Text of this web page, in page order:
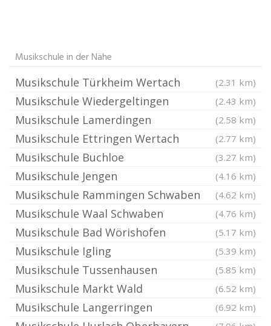
Musikschule in der Nähe
Musikschule Türkheim Wertach (2.31 km)
Musikschule Wiedergeltingen (2.43 km)
Musikschule Lamerdingen (2.58 km)
Musikschule Ettringen Wertach (2.77 km)
Musikschule Buchloe (3.27 km)
Musikschule Jengen (4.16 km)
Musikschule Rammingen Schwaben (4.62 km)
Musikschule Waal Schwaben (4.76 km)
Musikschule Bad Wörishofen (5.17 km)
Musikschule Igling (5.39 km)
Musikschule Tussenhausen (5.85 km)
Musikschule Markt Wald (6.52 km)
Musikschule Langerringen (6.92 km)